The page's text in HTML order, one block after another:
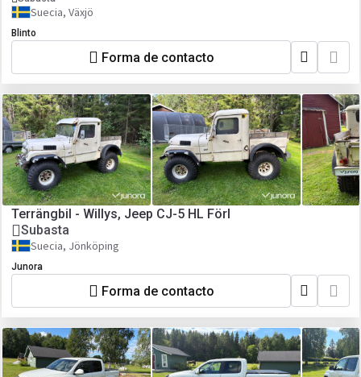
Suecia, Växjö
Blinto
Forma de contacto
Terrängbil - Willys, Jeep CJ-5 HL Förl
Subasta
Suecia, Jönköping
Junora
Forma de contacto